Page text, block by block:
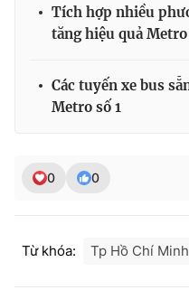
Tích hợp nhiều
tăng hiệu quả Metro
Các tuyến xe bus
Metro số 1
0 0
Từ khóa: Tp Hồ Chí Minh